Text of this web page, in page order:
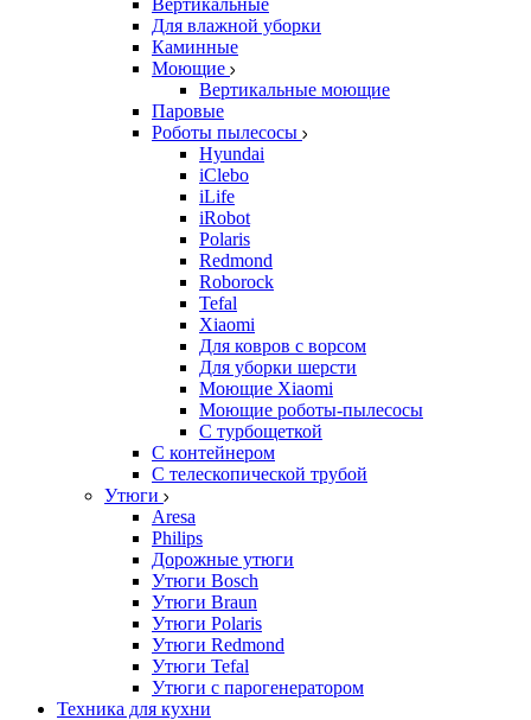
Вертикальные
Для влажной уборки
Каминные
Моющие
Вертикальные моющие
Паровые
Роботы пылесосы
Hyundai
iClebo
iLife
iRobot
Polaris
Redmond
Roborock
Tefal
Xiaomi
Для ковров с ворсом
Для уборки шерсти
Моющие Xiaomi
Моющие роботы-пылесосы
С турбощеткой
С контейнером
С телескопической трубой
Утюги
Aresa
Philips
Дорожные утюги
Утюги Bosch
Утюги Braun
Утюги Polaris
Утюги Redmond
Утюги Tefal
Утюги с парогенератором
Техника для кухни